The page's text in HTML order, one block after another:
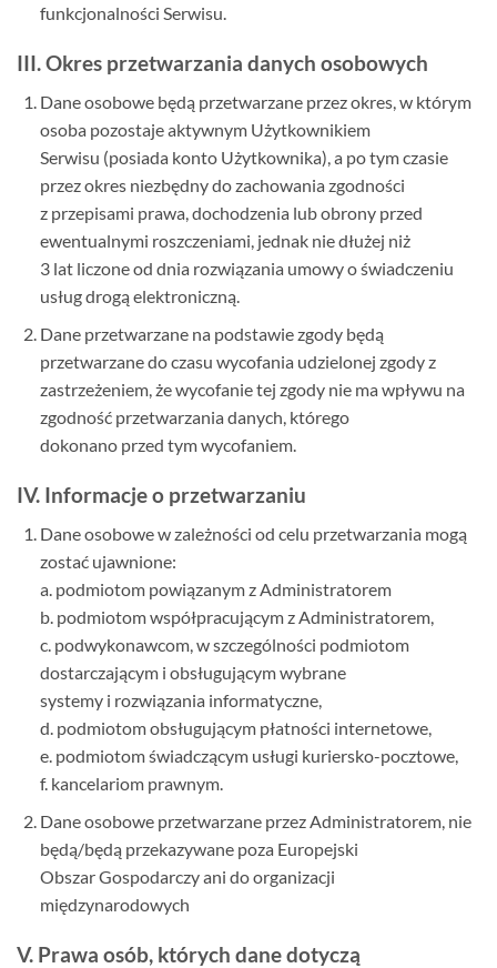
funkcjonalności Serwisu.
III. Okres przetwarzania danych osobowych
Dane osobowe będą przetwarzane przez okres, w którym
osoba pozostaje aktywnym Użytkownikiem
Serwisu (posiada konto Użytkownika), a po tym czasie
przez okres niezbędny do zachowania zgodności
z przepisami prawa, dochodzenia lub obrony przed
ewentualnymi roszczeniami, jednak nie dłużej niż
3 lat liczone od dnia rozwiązania umowy o świadczeniu
usług drogą elektroniczną.
Dane przetwarzane na podstawie zgody będą
przetwarzane do czasu wycofania udzielonej zgody z
zastrzeżeniem, że wycofanie tej zgody nie ma wpływu na
zgodność przetwarzania danych, którego
dokonano przed tym wycofaniem.
IV. Informacje o przetwarzaniu
Dane osobowe w zależności od celu przetwarzania mogą
zostać ujawnione:
a. podmiotom powiązanym z Administratorem
b. podmiotom współpracującym z Administratorem,
c. podwykonawcom, w szczególności podmiotom
dostarczającym i obsługującym wybrane
systemy i rozwiązania informatyczne,
d. podmiotom obsługującym płatności internetowe,
e. podmiotom świadczącym usługi kuriersko-pocztowe,
f. kancelariom prawnym.
Dane osobowe przetwarzane przez Administratorem, nie
będą/będą przekazywane poza Europejski
Obszar Gospodarczy ani do organizacji
międzynarodowych
V. Prawa osób, których dane dotyczą